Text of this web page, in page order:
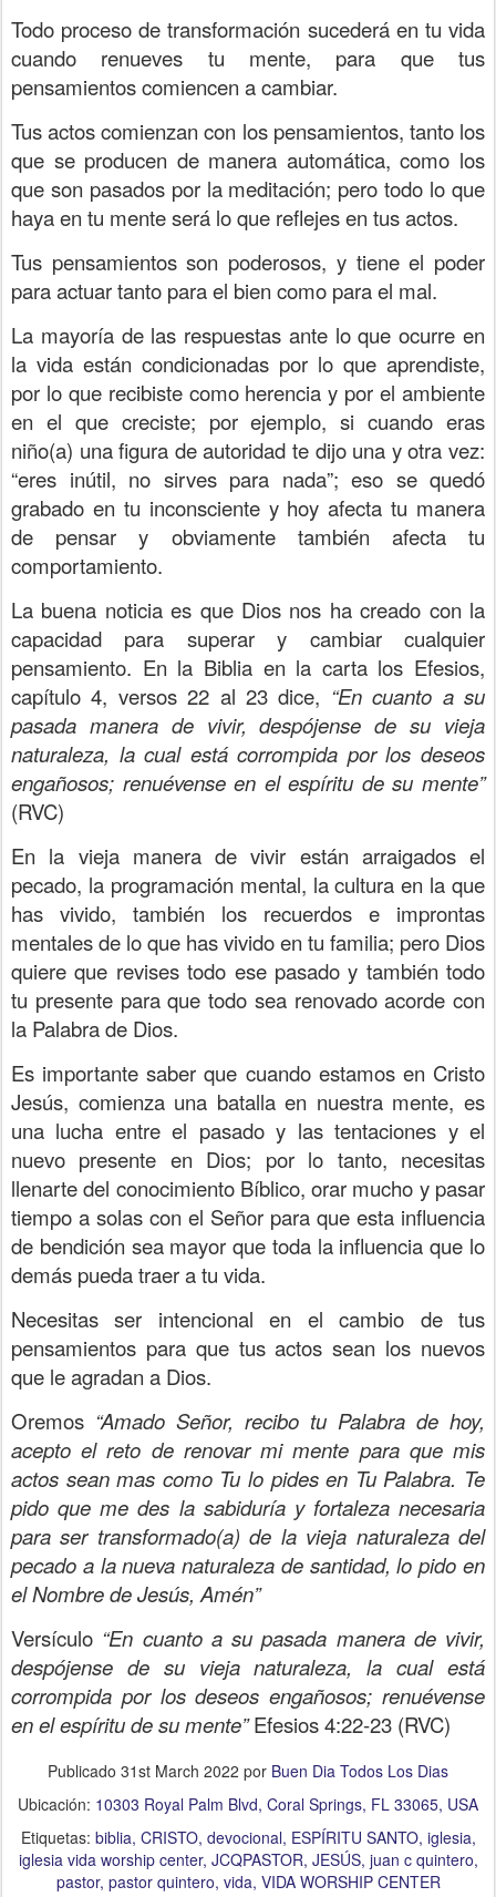
Todo proceso de transformación sucederá en tu vida
cuando renueves tu mente, para que tus
pensamientos comiencen a cambiar.
Tus actos comienzan con los pensamientos, tanto los
que se producen de manera automática, como los
que son pasados por la meditación; pero todo lo que
haya en tu mente será lo que reflejes en tus actos.
Tus pensamientos son poderosos, y tiene el poder
para actuar tanto para el bien como para el mal.
La mayoría de las respuestas ante lo que ocurre en
la vida están condicionadas por lo que aprendiste,
por lo que recibiste como herencia y por el ambiente
en el que creciste; por ejemplo, si cuando eras
niño(a) una figura de autoridad te dijo una y otra vez:
“eres inútil, no sirves para nada”; eso se quedó
grabado en tu inconsciente y hoy afecta tu manera
de pensar y obviamente también afecta tu
comportamiento.
La buena noticia es que Dios nos ha creado con la
capacidad para superar y cambiar cualquier
pensamiento. En la Biblia en la carta los Efesios,
capítulo 4, versos 22 al 23 dice, “En cuanto a su
pasada manera de vivir, despójense de su vieja
naturaleza, la cual está corrompida por los deseos
engañosos; renuévense en el espíritu de su mente”
(RVC)
En la vieja manera de vivir están arraigados el
pecado, la programación mental, la cultura en la que
has vivido, también los recuerdos e improntas
mentales de lo que has vivido en tu familia; pero Dios
quiere que revises todo ese pasado y también todo
tu presente para que todo sea renovado acorde con
la Palabra de Dios.
Es importante saber que cuando estamos en Cristo
Jesús, comienza una batalla en nuestra mente, es
una lucha entre el pasado y las tentaciones y el
nuevo presente en Dios; por lo tanto, necesitas
llenarte del conocimiento Bíblico, orar mucho y pasar
tiempo a solas con el Señor para que esta influencia
de bendición sea mayor que toda la influencia que lo
demás pueda traer a tu vida.
Necesitas ser intencional en el cambio de tus
pensamientos para que tus actos sean los nuevos
que le agradan a Dios.
Oremos “Amado Señor, recibo tu Palabra de hoy,
acepto el reto de renovar mi mente para que mis
actos sean mas como Tu lo pides en Tu Palabra. Te
pido que me des la sabiduría y fortaleza necesaria
para ser transformado(a) de la vieja naturaleza del
pecado a la nueva naturaleza de santidad, lo pido en
el Nombre de Jesús, Amén”
Versículo “En cuanto a su pasada manera de vivir,
despójense de su vieja naturaleza, la cual está
corrompida por los deseos engañosos; renuévense
en el espíritu de su mente”Efesios 4:22-23 (RVC)
Publicado 31st March 2022 por Buen Dia Todos Los Dias
Ubicación: 10303 Royal Palm Blvd, Coral Springs, FL 33065, USA
Etiquetas: biblia CRISTO devocional ESPÍRITU SANTO iglesia
iglesia vida worship center JCQPASTOR JESÚS juan c quintero
pastor pastor quintero vida VIDA WORSHIP CENTER